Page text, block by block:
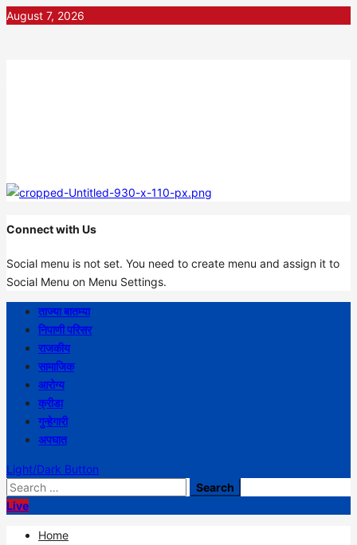
Skip
August 7, 2026
Connect with Us
Social menu is not set. You need to create menu and assign it to
Social Menu on Menu Settings.
Primary
Menu
ताज्या बातम्या
निपाणी परिसर
राजकीय
सामाजिक
आरोग्य
क्रीडा
गुन्हेगारी
अपघात
Light/Dark Button
Search
for:
Live
Home